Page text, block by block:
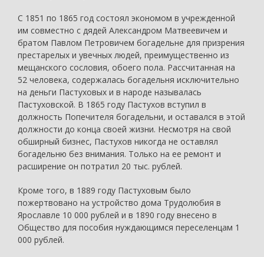
С 1851 по 1865 год состоял экономом в учрежденной
им совместно с дядей Александром Матвеевичем и
братом Павлом Петровичем богадельне для призрения
престарелых и увечных людей, преимущественно из
мещанского сословия, обоего пола. Рассчитанная на
52 человека, содержалась богадельня исключительно
на деньги Пастуховых и в народе называлась
Пастуховской. В 1865 году Пастухов вступил в
должность Попечителя богадельни, и оставался в этой
должности до конца своей жизни. Несмотря на свой
обширный бизнес, Пастухов никогда не оставлял
богадельню без внимания. Только на ее ремонт и
расширение он потратил 20 тыс. рублей.
Кроме того, в 1889 году Пастуховым было
пожертвовано на устройство дома Трудолюбия в
Ярославле 10 000 рублей и в 1890 году внесено в
Общество для пособия нуждающимся переселенцам 1
000 рублей.